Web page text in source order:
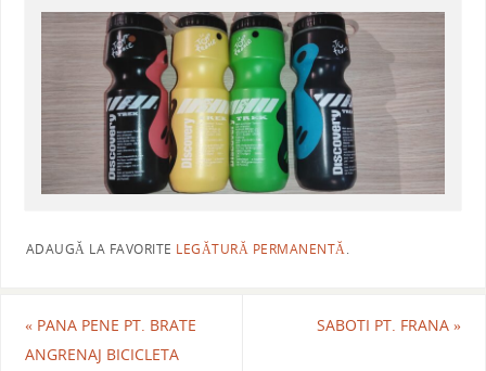
ADAUGĂ LA FAVORITE LEGĂTURĂ PERMANENTĂ.
«PANA PENE PT. BRATE
ANGRENAJ BICICLETA
SABOTI PT. FRANA»